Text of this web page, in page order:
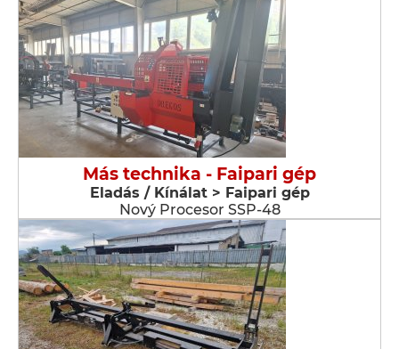
Más technika - Faipari gép
Eladás / Kínálat > Faipari gép
Nový Procesor SSP-48